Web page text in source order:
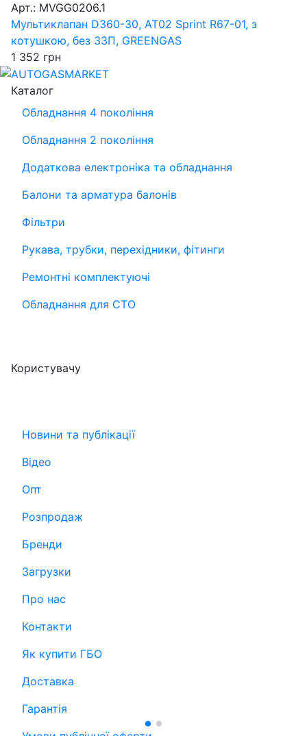
Арт.: MVGG0206.1
Мультиклапан D360-30, AT02 Sprint R67-01, з
котушкою, без ЗЗП, GREENGAS
1 352 грн
Каталог
Обладнання 4 покоління
Обладнання 2 покоління
Додаткова електроніка та обладнання
Балони та арматура балонів
Фільтри
Рукава, трубки, перехідники, фітинги
Ремонтні комплектуючі
Обладнання для СТО
Користувачу
Новини та публікації
Відео
Опт
Розпродаж
Бренди
Загрузки
Про нас
Контакти
Як купити ГБО
Доставка
Гарантія